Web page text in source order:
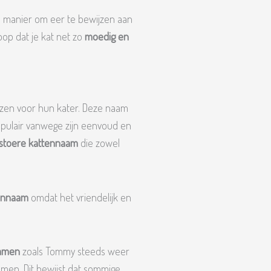
om eer te bewijzen aan
dat je kat net zo moedig en
voor hun kater. Deze naam
vanwege zijn eenvoud en
kattennaam die zowel
omdat het vriendelijk en
zoals Tommy steeds weer